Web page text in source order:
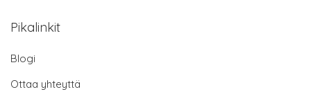
Pikalinkit
Blogi
Ottaa yhteyttä